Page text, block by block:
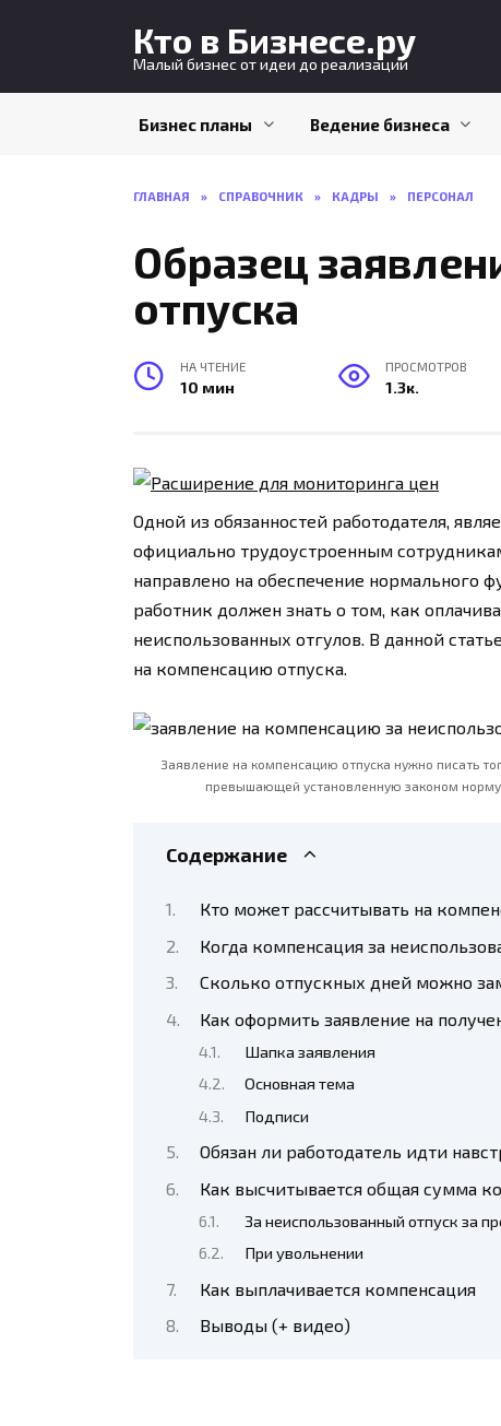
Кто в Бизнесе.ру
Малый бизнес от идеи до реализации
Бизнес планы Ведение бизнеса
ГЛАВНАЯ » СПРАВОЧНИК » КАДРЫ » ПЕРСОНАЛ
Образец
отпуска
НА ЧТЕНИЕ
10 мин
ПРОСМОТРОВ
1.3к.
Одной из обязанностей работодателя,
официально трудоустроенным
направлено на обеспечение нормального
работник должен знать о том, как
неиспользованных отгулов. В данной
на компенсацию отпуска.
Заявление на компенсацию отпуска нужно писать
превышающей установленную законом
Содержание
Кто может рассчитывать на
Когда компенсация за
Сколько отпускных дней можно
Как оформить заявление на
Шапка заявления
Основная тема
Подписи
Обязан ли работодатель идти
Как высчитывается общая сумма
За неиспользованный отпуск за
При увольнении
Как выплачивается компенсация
Выводы (+ видео)